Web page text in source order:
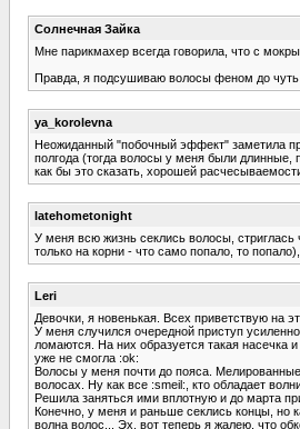
Солнечная Зайка
Мне парикмахер всегда говорила, что с
Правда, я подсушиваю волосы феном до чуть
ya_korolevna
Неожиданный "побочный эффект" заметила
полгода (тогда волосы у меня были
как бы это сказать, хорошей
latehometonight
У меня всю жизнь секлись волосы, стриглась
только на корни - что само попало, то
Leri
Девочки, я новенькая. Всех приветствую на
У меня случился очередной приступ
ломаются. На них образуется такая насечка
уже не смогла :ok:
Волосы у меня почти до пояса.
волосах. Ну как все :smeil:, кто обладает
Решила заняться ими вплотную и до марта
Конечно, у меня и раньше секлись концы, но
волна волос... Эх, вот теперь я жалею, что